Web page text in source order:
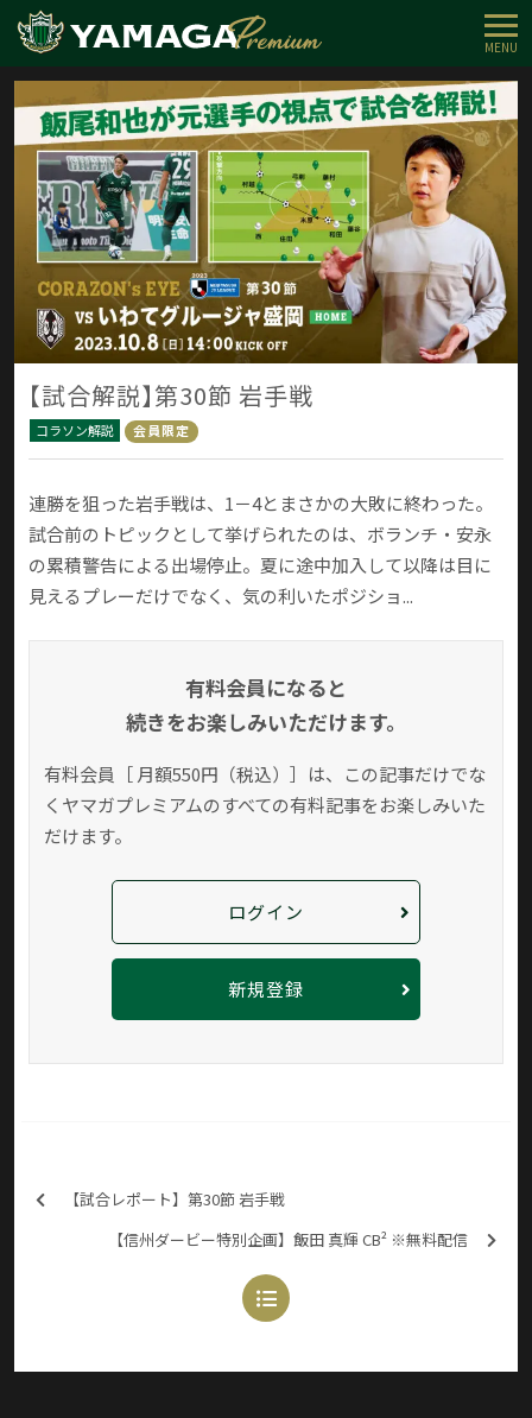
MENU
【試合解説】第30節 岩手戦
コラソン解説 会員限定
連勝を狙った岩手戦は、1－4とまさかの大敗に終わった。
試合前のトピックとして挙げられたのは、ボランチ・安永
の累積警告による出場停止。夏に途中加入して以降は目に
見えるプレーだけでなく、気の利いたポジショ...
有料会員になると
続きをお楽しみいただけます。
有料会員［ 月額550円（税込）］は、この記事だけでな
く ヤマガプレミアムのすべての有料記事をお楽しみいた
だけます。
ログイン
新規登録
【試合レポート】第30節 岩手戦
【信州ダービー特別企画】飯田 真輝 CB² ※無料配信